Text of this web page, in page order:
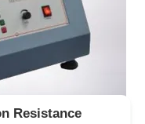
Resistance